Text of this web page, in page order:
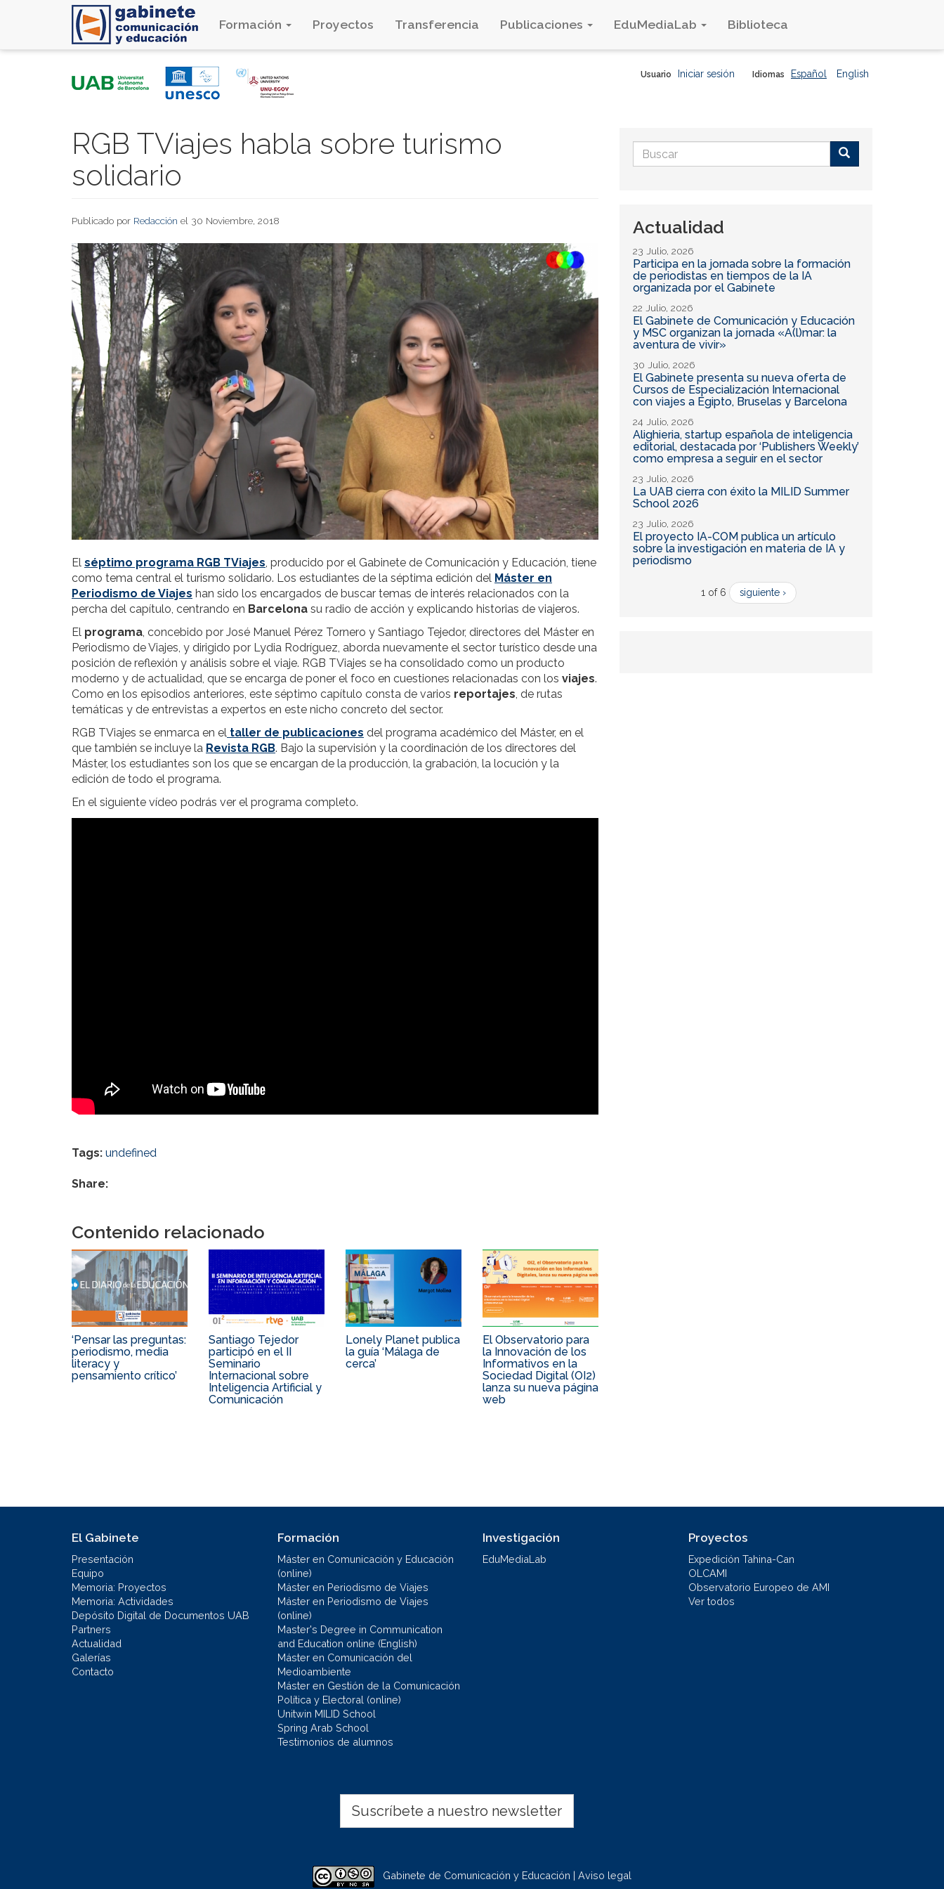
Formación Proyectos Transferencia Publicaciones EduMediaLab Biblioteca
Idiomas Español English
Usuario Iniciar sesión
RGB TViajes habla sobre turismo
solidario
Publicado por Redacción el 30 Noviembre, 2018
El séptimo programa RGB TViajes, producido por el Gabinete de Comunicación y Educación, tiene
como tema central el turismo solidario. Los estudiantes de la séptima edición del Máster en
Periodismo de Viajes han sido los encargados de buscar temas de interés relacionados con la
percha del capítulo, centrando en Barcelona su radio de acción y explicando historias de viajeros.
El programa, concebido por José Manuel Pérez Tornero y Santiago Tejedor, directores del Máster en
Periodismo de Viajes, y dirigido por Lydia Rodríguez, aborda nuevamente el sector turístico desde una
posición de reflexión y análisis sobre el viaje. RGB TViajes se ha consolidado como un producto
moderno y de actualidad, que se encarga de poner el foco en cuestiones relacionadas con los viajes.
Como en los episodios anteriores, este séptimo capítulo consta de varios reportajes, de rutas
temáticas y de entrevistas a expertos en este nicho concreto del sector.
RGB TViajes se enmarca en el taller de publicaciones del programa académico del Máster, en el
que también se incluye la Revista RGB. Bajo la supervisión y la coordinación de los directores del
Máster, los estudiantes son los que se encargan de la producción, la grabación, la locución y la
edición de todo el programa.
En el siguiente vídeo podrás ver el programa completo.
Tags: undefined
Share:
Contenido relacionado
‘Pensar las preguntas:
periodismo, media
literacy y
pensamiento crítico’
Santiago Tejedor
participó en el II
Seminario
Internacional sobre
Inteligencia Artificial y
Comunicación
Lonely Planet publica
la guía ‘Málaga de
cerca’
El Observatorio para
la Innovación de los
Informativos en la
Sociedad Digital (OI2)
lanza su nueva página
web
Formulario
de
Actualidad
23 Julio, 2026
Participa en la jornada sobre la formación
de periodistas en tiempos de la IA
organizada por el Gabinete
22 Julio, 2026
El Gabinete de Comunicación y Educación
y MSC organizan la jornada «A(l)mar: la
aventura de vivir»
30 Julio, 2026
El Gabinete presenta su nueva oferta de
Cursos de Especialización Internacional
con viajes a Egipto, Bruselas y Barcelona
24 Julio, 2026
Alighieria, startup española de inteligencia
editorial, destacada por ‘Publishers Weekly’
como empresa a seguir en el sector
23 Julio, 2026
La UAB cierra con éxito la MILID Summer
School 2026
23 Julio, 2026
El proyecto IA-COM publica un artículo
sobre la investigación en materia de IA y
periodismo
1 of 6 siguiente ›
El Gabinete
Presentación
Equipo
Memoria: Proyectos
Memoria: Actividades
Depósito Digital de Documentos UAB
Partners
Actualidad
Galerías
Contacto
Formación
Máster en Comunicación y Educación
(online)
Máster en Periodismo de Viajes
Máster en Periodismo de Viajes
(online)
Master's Degree in Communication
and Education online (English)
Máster en Comunicación del
Medioambiente
Máster en Gestión de la Comunicación
Política y Electoral (online)
Unitwin MILID School
Spring Arab School
Testimonios de alumnos
Investigación
EduMediaLab
Proyectos
Expedición Tahina-Can
OLCAMI
Observatorio Europeo de AMI
Ver todos
Suscríbete a nuestro newsletter
Gabinete de Comunicación y Educación | Aviso legal